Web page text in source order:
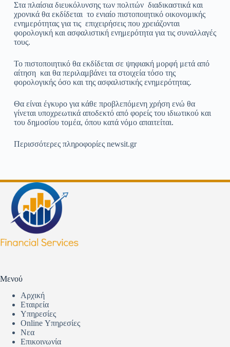
Στα πλαίσια διευκόλυνσης των πολιτών διαδικαστικά και
χρονικά θα εκδίδεται το ενιαίο πιστοποιητικό οικονομικής
ενημερότητας για τις επιχειρήσεις που χρειάζονται
φορολογική και ασφαλιστική ενημερότητα για τις συναλλαγές
τους.
Το πιστοποιητικό θα εκδίδεται σε ψηφιακή μορφή μετά από
αίτηση και θα περιλαμβάνει τα στοιχεία τόσο της
φορολογικής όσο και της ασφαλιστικής ενημερότητας.
Θα είναι έγκυρο για κάθε προβλεπόμενη χρήση ενώ θα
γίνεται υποχρεωτικά αποδεκτό από φορείς του ιδιωτικού και
του δημοσίου τομέα, όπου κατά νόμο απαιτείται.
Περισσότερες πληροφορίες newsit.gr
Μενού
Αρχική
Εταιρεία
Υπηρεσίες
Online Υπηρεσίες
Νεα
Επικοινωνία